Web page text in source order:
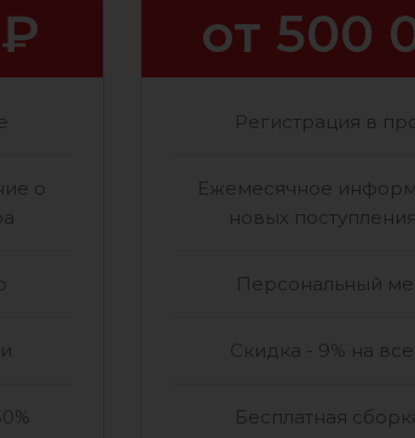
о
от 500
Регистрация в
Ежемесячное
новых
Персональный
Скидка - 9% на
Бесплатная